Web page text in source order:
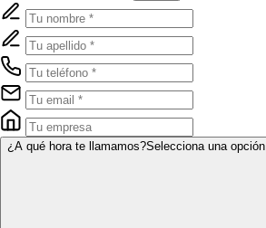
¿A qué hora te llamamos?Selecciona una opción